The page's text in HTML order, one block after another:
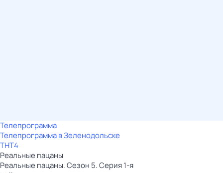
Телепрограмма
Телепрограмма в Зеленодольске
ТНТ4
Реальные пацаны
Реальные пацаны. Сезон 5. Серия 1-я